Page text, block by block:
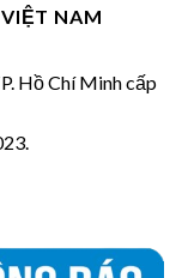
NAM
Hồ Chí Minh cấp